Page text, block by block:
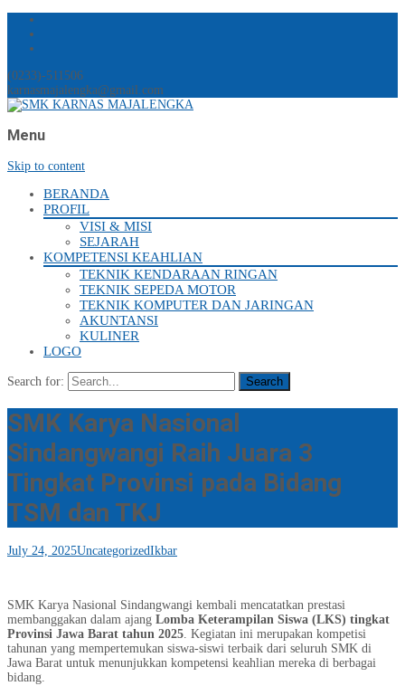
(0233)-511506
karnasmajalengka@gmail.com
Menu
Skip to content
BERANDA
PROFIL
VISI & MISI
SEJARAH
KOMPETENSI KEAHLIAN
TEKNIK KENDARAAN RINGAN
TEKNIK SEPEDA MOTOR
TEKNIK KOMPUTER DAN JARINGAN
AKUNTANSI
KULINER
LOGO
Search for:
SMK Karya Nasional
Sindangwangi Raih Juara 3
Tingkat Provinsi pada Bidang
TSM dan TKJ
July 24, 2025UncategorizedIkbar
SMK Karya Nasional Sindangwangi kembali mencatatkan prestasi
membanggakan dalam ajang Lomba Keterampilan Siswa (LKS) tingkat
Provinsi Jawa Barat tahun 2025. Kegiatan ini merupakan kompetisi
tahunan yang mempertemukan siswa-siswi terbaik dari seluruh SMK di
Jawa Barat untuk menunjukkan kompetensi keahlian mereka di berbagai
bidang.